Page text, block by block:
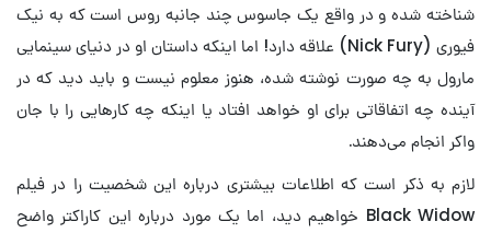
شناخته شده و در واقع یک جاسوس چند جانبه روس است که به نیک
فیوری (Nick Fury) علاقه دارد! اما اینکه داستان او در دنیای سینمایی
مارول به چه صورت نوشته شده، هنوز معلوم نیست و باید دید که در
آینده چه اتفاقاتی برای او خواهد افتاد یا اینکه چه کارهایی را با جان
واکر انجام می‌دهند.
لازم به ذکر است که اطلاعات بیشتری درباره این شخصیت را در فیلم
Black Widow خواهیم دید، اما یک مورد درباره این کاراکتر واضح